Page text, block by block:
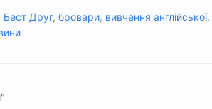
Бест Друг, бровари, вивчення англійської,